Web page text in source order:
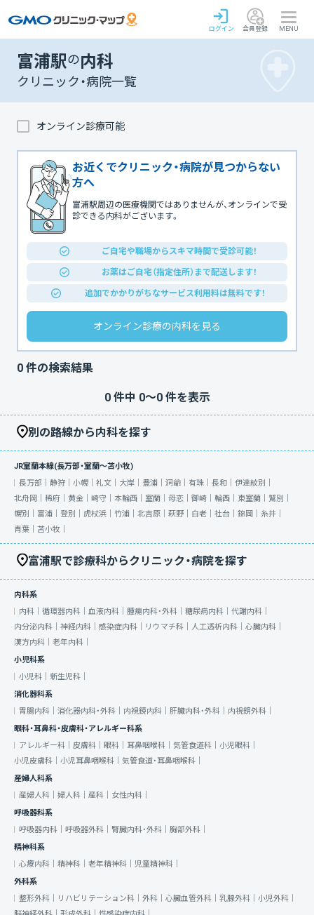
ログイン 会員登録 MENU
富浦駅の内科
クリニック・病院一覧
オンライン診療可能
お近くでクリニック・病院が見つからない
方へ
富浦駅周辺の医療機関ではありませんが、オンラインで受
診できる内科がございます。
ご自宅や職場からスキマ時間で受診可能！
お薬はご自宅（指定住所）まで配送します！
追加でかかりがちなサービス利用料は無料です！
オンライン診療の内科を見る
0 件の検索結果
0件中 0〜0件を表示
別の路線から内科を探す
JR室蘭本線(長万部・室蘭～苫小牧)
長万部｜ 静狩｜ 小幌｜ 礼文｜ 大岸｜ 豊浦｜ 洞爺｜ 有珠｜ 長和｜ 伊達紋別｜
北舟岡｜ 稀府｜ 黄金｜ 崎守｜ 本輪西｜ 室蘭｜ 母恋｜ 御崎｜ 輪西｜ 東室蘭｜ 鷲別｜
幌別｜ 富浦｜ 登別｜ 虎杖浜｜ 竹浦｜ 北吉原｜ 萩野｜ 白老｜ 社台｜ 錦岡｜ 糸井｜
青葉｜ 苫小牧｜
富浦駅で診療科からクリニック・病院を探す
内科系
内科｜ 循環器内科｜ 血液内科｜ 腫瘍内科・外科｜ 糖尿病内科｜ 代謝内科｜
内分泌内科｜ 神経内科｜ 感染症内科｜ リウマチ科｜ 人工透析内科｜ 心臓内科｜
漢方内科｜ 老年内科｜
小児科系
小児科｜ 新生児科｜
消化器科系
胃腸内科｜ 消化器内科・外科｜ 内視鏡内科｜ 肝臓内科・外科｜ 内視鏡外科｜
眼科・耳鼻科・皮膚科・アレルギー科系
アレルギー科｜ 皮膚科｜ 眼科｜ 耳鼻咽喉科｜ 気管食道科｜ 小児眼科｜
小児皮膚科｜ 小児耳鼻咽喉科｜ 気管食道・耳鼻咽喉科｜
産婦人科系
産婦人科｜ 婦人科｜ 産科｜ 女性内科｜
呼吸器科系
呼吸器内科｜ 呼吸器外科｜ 腎臓内科・外科｜ 胸部外科｜
精神科系
心療内科｜ 精神科｜ 老年精神科｜ 児童精神科｜
外科系
整形外科｜
リハビリテーション科｜ 外科｜ 心臓血管外科｜ 乳腺外科｜ 小児外科｜